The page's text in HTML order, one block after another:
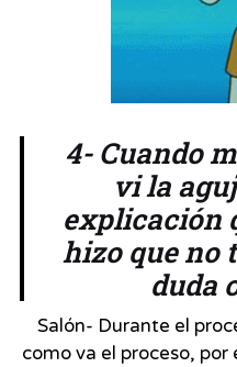
4- Cuando
vi la
explicación
hizo que no
duda
Salón- Durante el
como va el proceso, por